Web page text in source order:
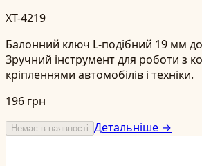
XT-4219
Балонний ключ L-подібний 19 мм
Зручний інструмент для роботи з
кріпленнями автомобілів і техніки.
196 грн
Немає в наявності Детальніше →